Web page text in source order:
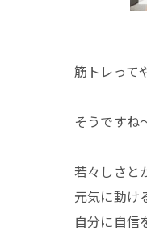
筋トレって
そうですね
若々しさと
元気に動け
自分に自信